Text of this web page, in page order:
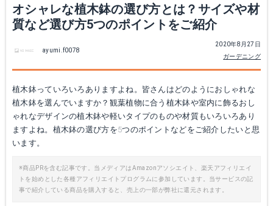
オシャレな植木鉢の選び方とは？サイズや材
質など選び方5つのポイントをご紹介
2020年8月27日
ガーデニング
ayumi.f0078
植木鉢っていろいろありますよね。皆さんはどのようにおしゃれな
植木鉢を選んでいますか？観葉植物に合う植木鉢や室内に飾るおし
ゃれなデザインの植木鉢や軽いタイプのものや材質もいろいろあり
ますよね。植木鉢の選び方を5つのポイントなどをご紹介したいと思
います。
※商品PRを含む記事です。当メディアはAmazonアソシエイト、楽天アフィリエイ
トを始めとした各種アフィリエイトプログラムに参加しています。当サービスの記
事で紹介している商品を購入すると、売上の一部が弊社に還元されます。